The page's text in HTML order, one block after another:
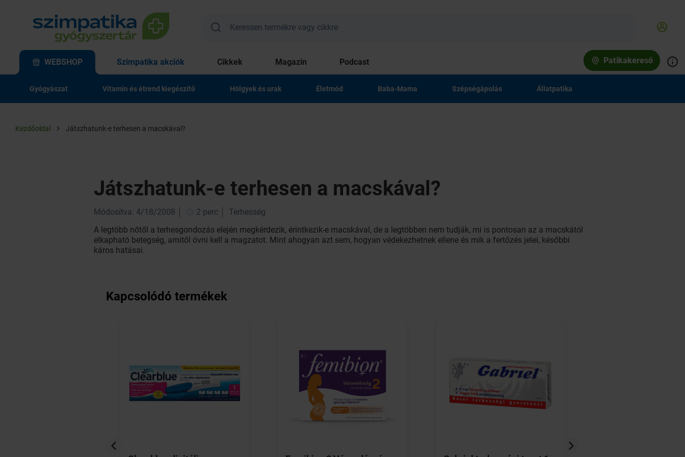
WEBSHOP Szimpatika akciók Cikkek Magazin Podcast Patikakereső
Gyógyászat Vitamin és étrend kiegészítő Hölgyek és urak Életmód Baba-Mama Szépségápolás Állatpatika
Kezdőoldal Játszhatunk-e terhesen a macskával?
Játszhatunk-e terhesen a macskával?
Módosítva: 4/18/2008 2 perc
Terhesség
A legtöbb nőtől a terhesgondozás elején megkérdezik, érintkezik-e macskával, de a legtöbben nem tudják, mi is pontosan az a macskától
elkapható betegség, amitől óvni kell a magzatot. Mint ahogyan azt sem, hogyan védekezhetnek ellene és mik a fertőzés jelei, későbbi
káros hatásai.
Kapcsolódó termékek